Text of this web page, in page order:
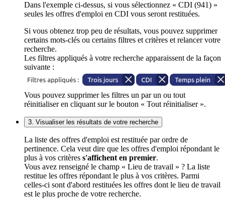
Dans l'exemple ci-dessus, si vous sélectionnez « CDI (941) »
seules les offres d'emploi en CDI vous seront restituées.
Si vous obtenez trop peu de résultats, vous pouvez supprimer
certains mots-clés ou certains filtres et critères et relancer votre
recherche.
Les filtres appliqués à votre recherche apparaissent de la façon
suivante :
Vous pouvez supprimer les filtres un par un ou tout
réinitialiser en cliquant sur le bouton « Tout réinitialiser ».
3. Visualiser les résultats de votre recherche
La liste des offres d'emploi est restituée par ordre de
pertinence. Cela veut dire que les offres d'emploi répondant le
plus à vos critères s'affichent en premier.
Vous avez renseigné le champ « Lieu de travail » ? La liste
restitue les offres répondant le plus à vos critères. Parmi
celles-ci sont d'abord restituées les offres dont le lieu de travail
est le plus proche de votre recherche.